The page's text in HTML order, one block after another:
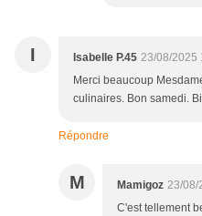
I Isabelle P.45 23/08/2025
Merci beaucoup
culinaires. Bon samedi.
Répondre
M Mamigoz 23/08/
C'est tellement